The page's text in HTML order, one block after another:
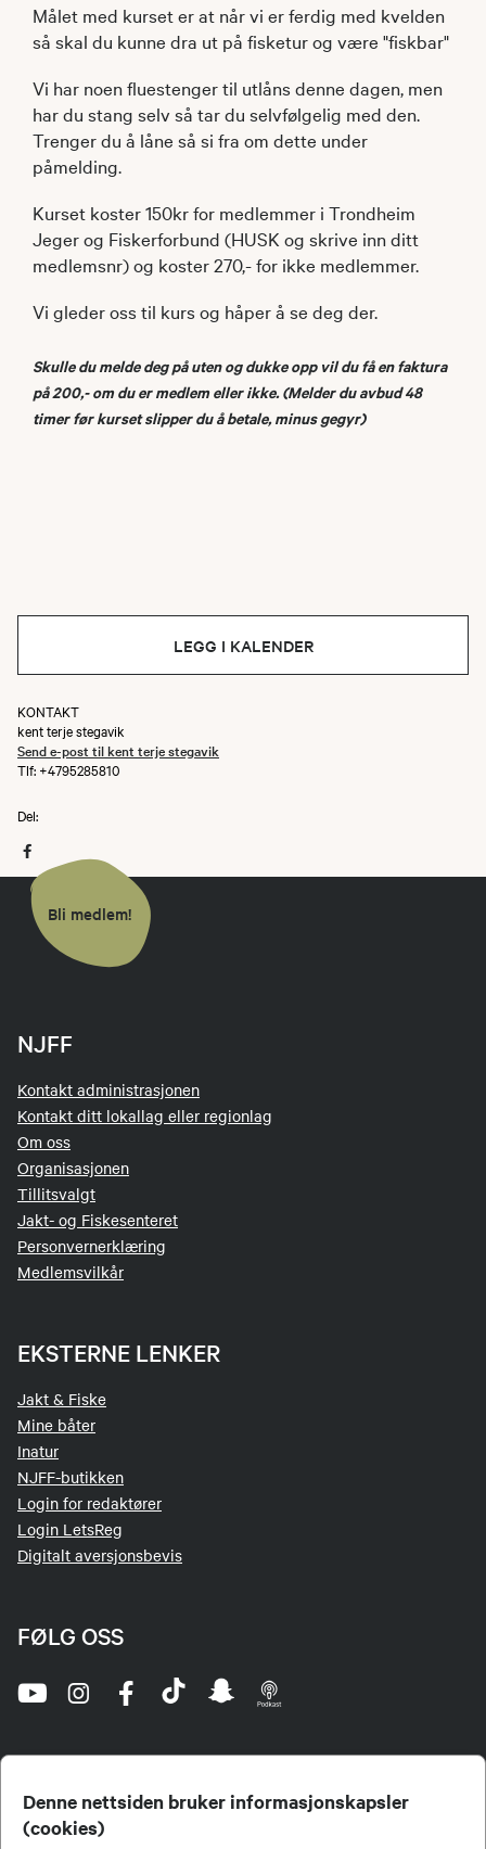
Denne nettsiden bruker informasjonskapsler
(cookies)
Målet med kurset er at når vi er ferdig med kvelden
så skal du kunne dra ut på fisketur og være "fiskbar"
Vi har noen fluestenger til utlåns denne dagen, men
har du stang selv så tar du selvfølgelig med den.
Trenger du å låne så si fra om dette under
påmelding.
Kurset koster 150kr for medlemmer i Trondheim
Jeger og Fiskerforbund (HUSK og skrive inn ditt
medlemsnr) og koster 270,- for ikke medlemmer.
Vi gleder oss til kurs og håper å se deg der.
Skulle du melde deg på uten og dukke opp vil du få en faktura
på 200,- om du er medlem eller ikke. (Melder du avbud 48
timer før kurset slipper du å betale, minus gegyr)
LEGG I KALENDER
KONTAKT
kent terje stegavik
Send e-post til kent terje stegavik
Tlf: +4795285810
Del:
Bli medlem!
NJFF
Kontakt administrasjonen
Kontakt ditt lokallag eller regionlag
Om oss
Organisasjonen
Tillitsvalgt
Jakt- og Fiskesenteret
Personvernerklæring
Medlemsvilkår
EKSTERNE LENKER
Jakt & Fiske
Mine båter
Inatur
NJFF-butikken
Login for redaktører
Login LetsReg
Digitalt aversjonsbevis
FØLG OSS